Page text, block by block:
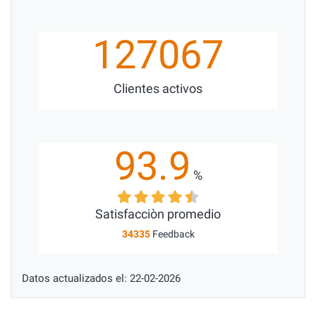
127067
Clientes activos
93.9 %
Satisfacciòn promedio
34335Feedback
Datos actualizados el: 22-02-2026